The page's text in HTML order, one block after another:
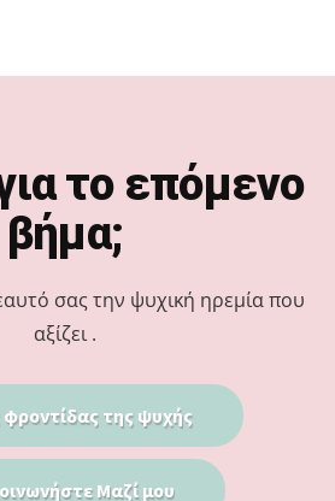
το επόμενο
βήμα;
σας την ψυχική ηρεμία που
αξίζει .
της ψυχής
Μαζί μου